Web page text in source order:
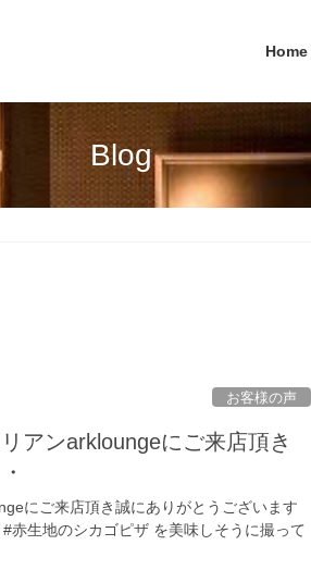
Home
Blog
お客様の声
アンarkloungeにご来店頂き
にご来店頂き誠にありがとうございます
赤生地のシカゴピザ を美味しそうに撮って